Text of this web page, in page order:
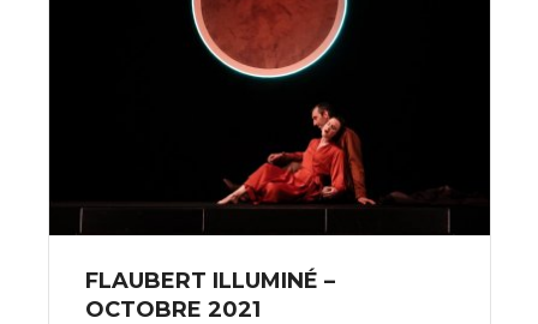
FLAUBERT ILLUMINÉ –
OCTOBRE 2021